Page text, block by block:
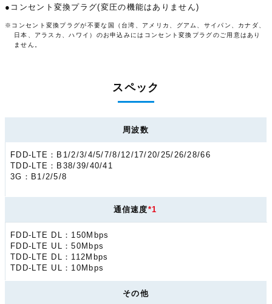
●コンセント変換プラグ(変圧の機能はありません)
※コンセント変換プラグが不要な国（台湾、アメリカ、グアム、サイパン、カナダ、
日本、アラスカ、ハワイ）のお申込みにはコンセント変換プラグのご用意はあり
ません。
スペック
周波数
FDD-LTE：B1/2/3/4/5/7/8/12/17/20/25/26/28/66
TDD-LTE：B38/39/40/41
3G：B1/2/5/8
通信速度*1
FDD-LTE DL：150Mbps
FDD-LTE UL：50Mbps
TDD-LTE DL：112Mbps
TDD-LTE UL：10Mbps
その他